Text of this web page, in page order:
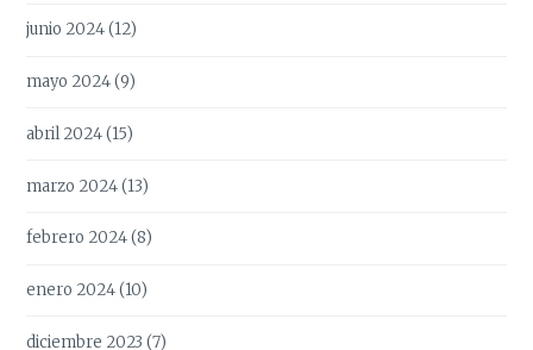
junio 2024(12)
mayo 2024(9)
abril 2024(15)
marzo 2024(13)
febrero 2024(8)
enero 2024(10)
diciembre 2023 (7)